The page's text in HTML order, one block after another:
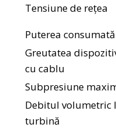
Tensiune de reţea
Puterea consumată
Greutatea
cu cablu
Subpresiune
Debitul volumetric
turbină